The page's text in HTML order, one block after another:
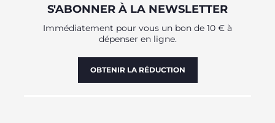
S'ABONNER À LA NEWSLETTER
Immédiatement pour vous un bon de 10 € à
dépenser en ligne.
OBTENIR LA RÉDUCTION